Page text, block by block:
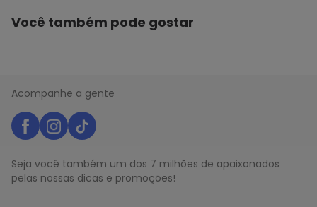
Você também pode gostar
Acompanhe a gente
Seja você também um dos 7 milhões de apaixonados
pelas nossas dicas e promoções!